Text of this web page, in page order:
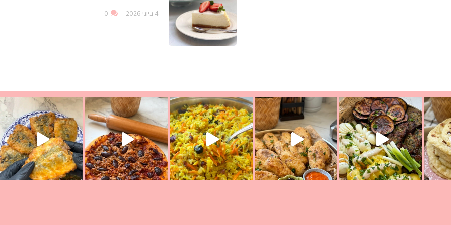
4 ביוני 2026 0
בפ
הימים, חשבתי מה לחדש לכם ונראה
אורז יצירתי לתשעת הימים ולכבוד שבת קודשלמתכון
פיצה של תשעת הימים ולמה היא נקראת ככה? ההסבר בסרטומז׳ווז׳ין או בתרגום לעברית, מחותניםמתכון ראש